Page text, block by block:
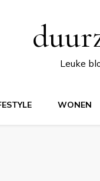
Leuke
WONEN